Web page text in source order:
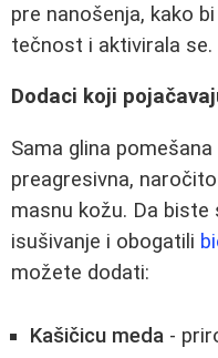
pre nanošenja, kako
tečnost i aktivirala se.
Dodaci koji
Sama glina
preagresivna,
masnu kožu. Da
isušivanje i obogatili
možete dodati:
Kašičicu meda -